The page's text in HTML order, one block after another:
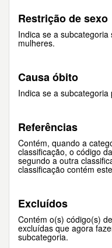
Restrição de sexo
Indica se a
mulheres.
Causa óbito
Indica se a
Referências
Contém, quando a
classificação, o código
segundo a outra
classificação contém
Excluídos
Contém o(s) código(s)
excluídas que agora
subcategoria.